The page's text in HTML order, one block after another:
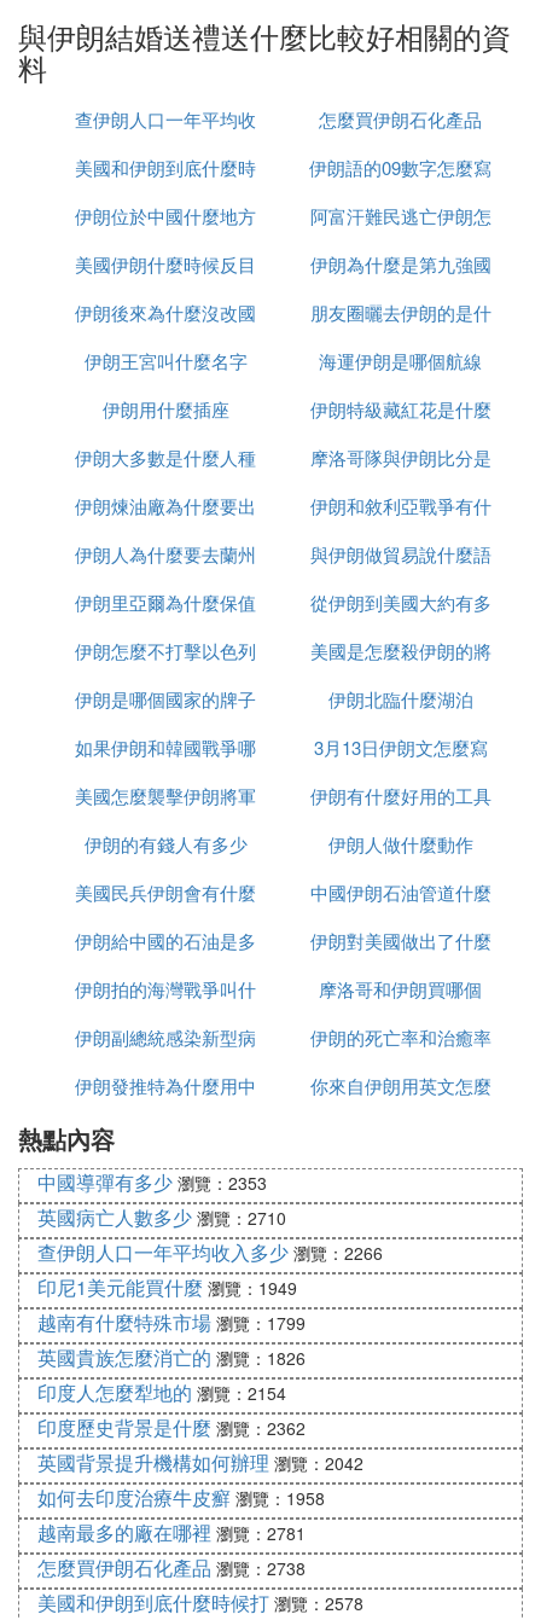
時要製作特殊食品，如在結婚的日子吃甜抓飯，它是
用加工的橘子皮、藏紅花，有時加開心果、葡萄乾、
肉或者用雞肉和米飯做成的。
服喪期吃的名叫「哈爾瓦」(HALVA)的甜點，是用油
姆」，是用小麥加佐料、肉、油做成的肉麥粥，通常
在冬天食用。
C. 浼婃湕浜虹粨濠氶佷粈涔堢ぜ鐗╁ソ
1. 閫佷竴鏉熺櫨鍚堣姳銆
鑺辮錛氱函媧併侀珮闆呫佽儲瀵屻佽崳瑾夈佺炲湥
鐧懼悎鑺辮嚜鍙や互鏉ュ氨鏄璇椾漢澧ㄥ㈠拰姝岃呭
悷鍜忕殑瀵硅薄錛屼漢浠瀵瑰畠鍠滅埍鏈夊姞銆傜櫨
鑰屾垚錛岀姸濡傜櫧鑾詫紝鍙栧叾鈥滅櫨騫村ソ鍚堚
濅箣鎰忋傜櫨鍚堣姳鏁ｅ彂娣℃貳鐨勬竻棣欙紝鐘瑰
傞唹浜虹殑濂充漢鉶氭壆棣欙紝椋庝腑鎽囨洺鏈夊傚
﹢濞滃氬Э鐨勬竻縐浣充漢錛屾竻鏂拌劚淇椼傜櫨鍚
堣姳鐨勫氬彉椋庤矊濡傛ⅵ浼煎夠錛岃姳鏈電殑鑺辨
熅浼擱暱浜庡攪澶栵紝瀹涘傝澊銛剁殑瑙﹂』涓鑸錛
屽紑濮嬬咯緲╄搗鑸烇紝鍚鎯呬箣妯℃牱濡傛ゆ児浜
鍦ㄨタ鏂癸紝鐧懼悎鑺辮璁や負鏄鐢卞忓▋鐨勭溂娉
鎵鍙樻垚錛屼負綰媧佺殑紺肩墿錛屽洜姝よ觸紲ヤ笘
浜鴻や負鐧懼悎鑺變負綰媧佹竻鏂頒箣鎰忕殑浠ｈ〃
銆傝屽湪涓鍥藉彜浠ｏ紝鐧懼悎鑺卞紑鏃訛紝甯稿父
鏁ｅ彂鍑烘貳娣″菇棣欙紝鍥犳よ鍒楀叆涓冮欏浘涔
嬩腑錛屾繁鍙椾漢浠鐨勫枩鐖便傜櫨鍚堣姳榪樿薄寰
佺潃欏哄埄銆佸績鎯充簨鎴愩佺濈忓拰楂樿吹銆
浣犳妸浣犱滑鎵鏈夌殑鐓х墖鍒朵綔鎴愬獎闆嗭紝閫
佺粰浠栦滑銆傚洖蹇嗘案榪滄槸鏈緹庡ソ鐨勶紒
3. 閽熴
閽熻薄寰佸氬Щ鏈夊嬫湁緇堛
4. 絳峰瓙銆
絳峰瓙璞″緛蹇蹇鐢熷瓙宸鏋鐏躲
5. 閽便
鉶界劧閽辨槸鏈淇楃殑紺肩墿錛屼絾鍗存槸瀹炵敤鐨
勩
D. 送伊朗人什麼禮物好
問題一：給伊朗客戶送什麼禮物好呢？ 伊朗作為一
個什葉派 *** 佔主導的國家裡，同時結合伊朗人的生
活習俗以及地理環境特點；在送禮品方面；
有兩個建議：
1.飲茶在伊朗是非常普遍的現象，而且因為大部分區
域的氣候常年乾燥；建議你給朋友送一套電茶爐茶
具；當地用電及其便宜反而伴隨生仿態衫活的電茶爐
茶具卻很少；如果有一套精美的茶具是非常不錯的；
家庭用，或者招待親屬用都很上檔次；目前國內較為
精緻的茶具在300-500塊人民幣/套；
同時要注意：送伊朗人電器用品的時候，一定要幫他
與伊朗結婚送禮送什麼比較好相關的資
料
查伊朗人口一年平均收
入多少
怎麼買伊朗石化產品
美國和伊朗到底什麼時
候打
伊朗語的09數字怎麼寫
伊朗位於中國什麼地方
阿富汗難民逃亡伊朗怎
麼辦
美國伊朗什麼時候反目
伊朗為什麼是第九強國
伊朗後來為什麼沒改國
名
朋友圈曬去伊朗的是什
麼梗
伊朗王宮叫什麼名字
海運伊朗是哪個航線
伊朗用什麼插座
伊朗特級藏紅花是什麼
伊朗大多數是什麼人種
摩洛哥隊與伊朗比分是
多少
伊朗煉油廠為什麼要出
售
伊朗和敘利亞戰爭有什
麼區別
伊朗人為什麼要去蘭州
與伊朗做貿易說什麼語
種
伊朗里亞爾為什麼保值
從伊朗到美國大約有多
少千米
伊朗怎麼不打擊以色列
美國是怎麼殺伊朗的將
軍的
伊朗是哪個國家的牌子
伊朗北臨什麼湖泊
如果伊朗和韓國戰爭哪
個贏
3月13日伊朗文怎麼寫
美國怎麼襲擊伊朗將軍
的
伊朗有什麼好用的工具
伊朗的有錢人有多少
伊朗人做什麼動作
美國民兵伊朗會有什麼
反應
中國伊朗石油管道什麼
時候建完
伊朗給中國的石油是多
少一桶
伊朗對美國做出了什麼
反應
伊朗拍的海灣戰爭叫什
麼名字
摩洛哥和伊朗買哪個
伊朗副總統感染新型病
毒有多少
伊朗的死亡率和治癒率
為什麼都高
伊朗發推特為什麼用中
你來自伊朗用英文怎麼
熱點內容
中國導彈有多少 瀏覽：2353
英國病亡人數多少 瀏覽：2710
查伊朗人口一年平均收入多少 瀏覽：2266
印尼1美元能買什麼 瀏覽：1949
越南有什麼特殊市場 瀏覽：1799
英國貴族怎麼消亡的 瀏覽：1826
印度人怎麼犁地的 瀏覽：2154
印度歷史背景是什麼 瀏覽：2362
英國背景提升機構如何辦理 瀏覽：2042
如何去印度治療牛皮癬 瀏覽：1958
越南最多的廠在哪裡 瀏覽：2781
怎麼買伊朗石化產品 瀏覽：2738
美國和伊朗到底什麼時候打 瀏覽：2578